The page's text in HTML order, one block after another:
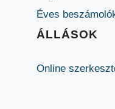
Éves
ÁLLÁSOK
Online